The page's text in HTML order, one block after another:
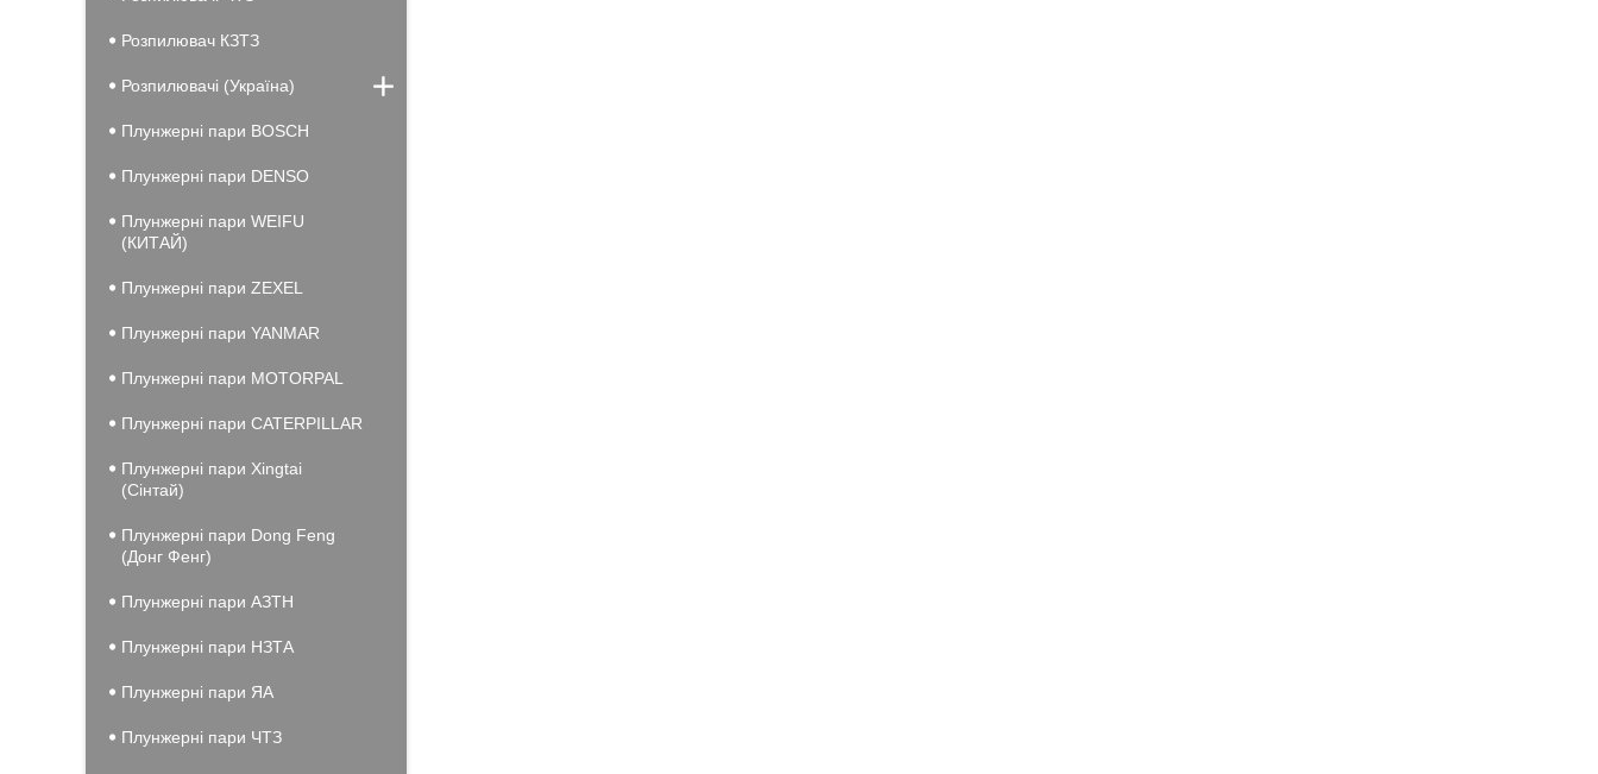
Розпилювач КЗТЗ
Розпилювачі (Україна)
Плунжерні пари BOSCH
Плунжерні пари DENSO
Плунжерні пари WEIFU
(КИТАЙ)
Плунжерні пари ZEXEL
Плунжерні пари YANMAR
Плунжерні пари MOTORPAL
Плунжерні пари CATERPILLAR
Плунжерні пари Xingtai
(Сінтай)
Плунжерні пари Dong Feng
(Донг Фенг)
Плунжерні пари АЗТН
Плунжерні пари НЗТА
Плунжерні пари ЯА
Плунжерні пари ЧТЗ